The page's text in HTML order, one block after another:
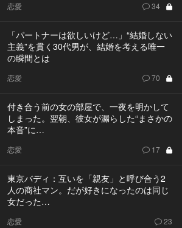
恋愛 34
「パートナーは欲しいけど…」“結婚しない
主義”を貫く30代男が、結婚を考える唯一
の瞬間とは
恋愛 70
付き合う前の女の部屋で、一夜を明かして
しまった。翌朝、彼女が漏らした“まさかの
本音”に…
恋愛 17
東京バディ：互いを「親友」と呼び合う2
人の商社マン。だが好きになったのは同じ
女だった…
恋愛 23